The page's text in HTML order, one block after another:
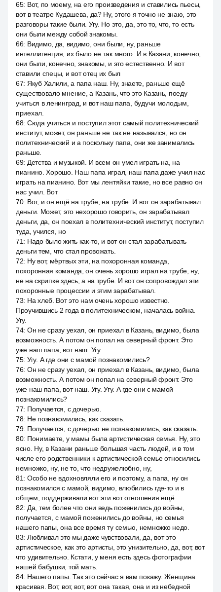
65: Вот, по моему, на его произведения и ставились пьесы,
вот в театре Кудашева, да? Ну, этого я точно не знаю, это
разговоры такие были. Угу. Но это, да, это то, что, то есть
они были между собой знакомы.
66: Видимо, да, видимо, они были, ну, раньше
интеллигенция, их было не так много. И в Казани, конечно,
они были, конечно, знакомы, и это естественно. И вот
ставили спецы, и вот отец их был
67: Якуб Халили, а папа наш. Ну, знаете, раньше ещё
существовало мнение, а Казань, что это Казань, поеду
учиться в ленинград, и вот наш папа, будучи молодым,
приехал.
68: Сюда учиться и поступил этот самый политехнический
институт, может, он раньше не так не назывался, но он
политехнический и а поскольку папа, они же занимались
раньше.
69: Детства и музыкой. И всем он умел играть на, на
пианино. Хорошо. Наш папа играл, наш папа даже учил нас
играть на пианино. Вот мы лентяйки такие, но все равно он
нас учил. Вот
70: Вот, и он ещё на трубе, на трубе. И вот он зарабатывал
деньги. Может, это нехорошо говорить, он зарабатывал
деньги, да, он поехал в политехнический институт, поступил
туда, учился, но
71: Надо было жить как-то, и вот он стал зарабатывать
деньги тем, что стал провожать.
72: Ну вот, мёртвых эти, на похоронная команда,
похоронная команда, он очень хорошо играл на трубе, ну,
не на скрипке здесь, а на трубе. И вот он сопровождал эти
похоронные процессии и этим зарабатывал.
73: На хлеб. Вот это нам очень хорошо известно.
Проучившись 2 года в политехническом, началась война.
Угу.
74: Он не сразу уехал, он приехал в Казань, видимо, была
возможность. А потом он попал на северный фронт. Это
уже наш папа, вот наш. Угу.
75: Угу. А где они с мамой познакомились?
76: Он не сразу уехал, он приехал в Казань, видимо, была
возможность. А потом он попал на северный фронт. Это
уже наш папа, вот наш. Угу. Угу. А где они с мамой
познакомились?
77: Получается, с дочерью.
78: Не познакомились, как сказать.
79: Получается, с дочерью не познакомились, как сказать.
80: Понимаете, у мамы была артистическая семья. Ну, это
ясно. Ну, в Казани раньше большая часть людей, и в том
числе его родственники к артистической семье относились
немножко, ну, не то, что недружелюбно, ну,
81: Особо не вдохновляли его и поэтому, а папа, ну он
познакомился с мамой, видимо, влюбились где-то и в
общем, поддерживали вот эти вот отношения ещё.
82: Да, тем более что они ведь поженились до войны,
получается, с мамой поженились до войны, но семья
нашего папы, она все время ту семью, немножко недо.
83: Любливал это мы даже чувствовали, да, вот это
артистическое, как это артисты, это унизительно, да, вот, вот
что удивительно. Кстати, у меня есть здесь фотографии
нашей бабушки, той мать.
84: Нашего папы. Так это сейчас я вам покажу. Женщина
красивая. Вот, вот, вот, вот она такая, она и из небедной